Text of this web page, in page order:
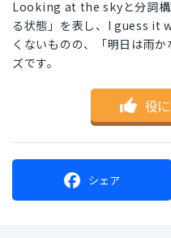
Looking at the skyと分詞構
る状態」を表し、I guess
くないものの、「明日は雨
ズです。
役
シェア